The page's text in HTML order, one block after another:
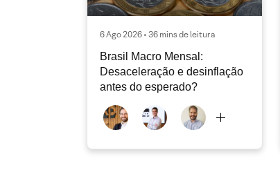
6 Ago 2026 • 36 mins de leitura
Brasil Macro Mensal:
Desaceleração e desinflação
antes do esperado?